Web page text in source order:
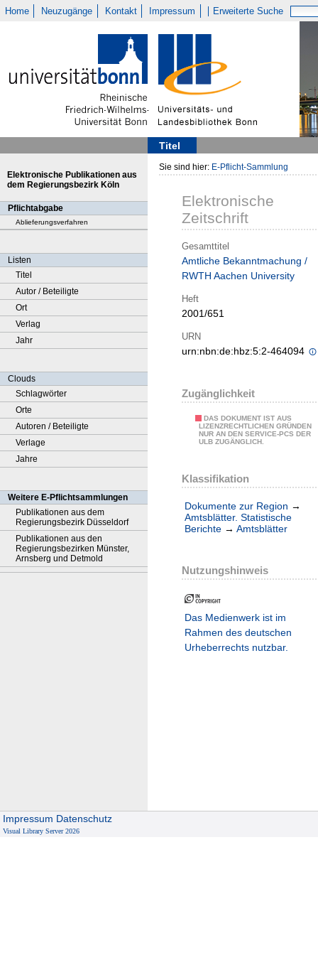
Home Neuzugänge Kontakt Impressum Erweiterte Suche
Titel
Elektronische Publikationen aus
dem Regierungsbezirk Köln
Pflichtabgabe
Ablieferungsverfahren
Listen
Titel
Autor / Beteiligte
Ort
Verlag
Jahr
Clouds
Schlagwörter
Orte
Autoren / Beteiligte
Verlage
Jahre
Weitere E-Pflichtsammlungen
Publikationen aus dem
Regierungsbezirk Düsseldorf
Publikationen aus den
Regierungsbezirken Münster,
Arnsberg und Detmold
Sie sind hier: E-Pflicht-Sammlung
Elektronische
Zeitschrift
Gesamttitel
Amtliche Bekanntmachung /
RWTH Aachen University
Heft
2001/651
URN
urn:nbn:de:hbz:5:2-464094
Zugänglichkeit
DAS DOKUMENT IST AUS
LIZENZRECHTLICHEN GRÜNDEN
NUR AN DEN SERVICE-PCS DER
ULB ZUGÄNGLICH.
Klassifikation
Dokumente zur Region →
Amtsblätter. Statistische
Berichte → Amtsblätter
Nutzungshinweis
Das Medienwerk ist im
Rahmen des deutschen
Urheberrechts nutzbar.
Impressum Datenschutz
Visual Library Server 2026